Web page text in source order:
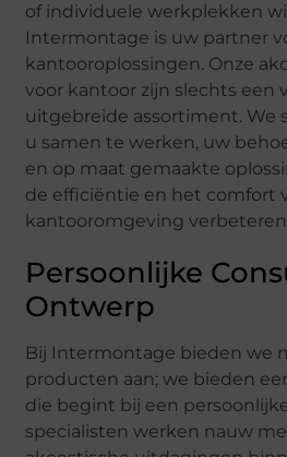
of individuele werkplekken
Intermontage is uw partner
kantooroplossingen. Onze
voor kantoor zijn slechts een
uitgebreide assortiment. We
u samen te werken, uw
en op maat gemaakte
de efficiëntie en het comfort
kantooromgeving
Persoonlijke
Ontwerp
Bij Intermontage bieden we
producten aan; we bieden
die begint bij een
specialisten werken nauw